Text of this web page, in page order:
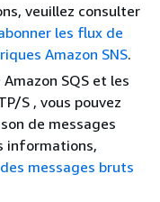
veuillez consulter
les flux de
Amazon SNS.
SQS et les
S , vous pouvez
de messages
informations,
messages bruts